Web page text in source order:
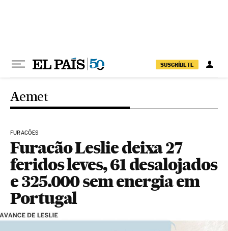
SUSCRÍBETE
Aemet
FURACÕES
Furacão Leslie deixa 27
feridos leves, 61 desalojados
e 325.000 sem energia em
Portugal